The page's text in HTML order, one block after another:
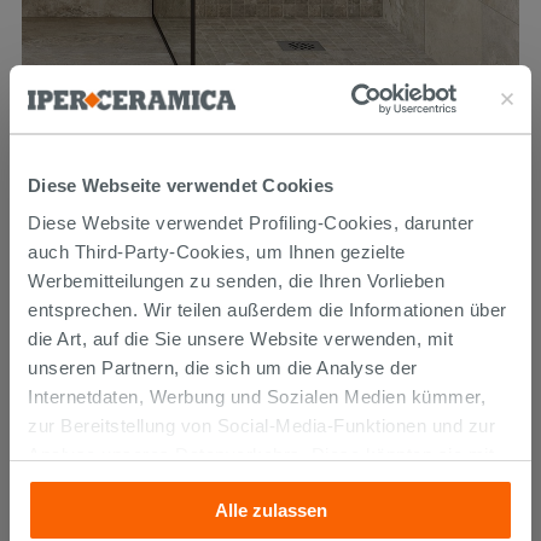
Diese Webseite verwendet Cookies
Diese Website verwendet Profiling-Cookies, darunter
auch Third-Party-Cookies, um Ihnen gezielte
Werbemitteilungen zu senden, die Ihren Vorlieben
entsprechen. Wir teilen außerdem die Informationen über
die Art, auf die Sie unsere Website verwenden, mit
unseren Partnern, die sich um die Analyse der
Internetdaten, Werbung und Sozialen Medien kümmer,
zur Bereitstellung von Social-Media-Funktionen und zur
anderen Informationen, die Sie ihnen geliefert haben oder
die sie aufgrund Ihrer Verwendung ihrer Dienste
Alle zulassen
Mosaik Touchstone Grey 30x30 aus Feinsteinzeug Schiefer-
Steinoptik Grau
9,59 € /STK.11,99 €